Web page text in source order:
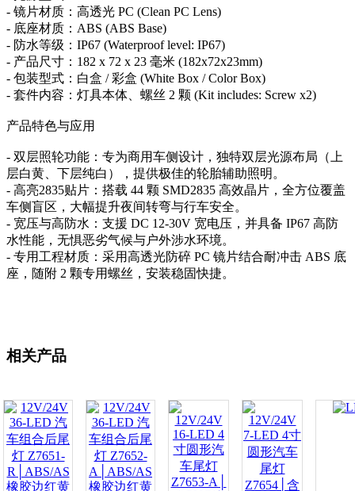
- 镜片材质：高透光 PC (Clean PC Lens)
- 底座材质：ABS (ABS Base)
- 防水等级：IP67 (Waterproof level: IP67)
- 产品尺寸：182 x 72 x 23 毫米 (182x72x23mm)
- 包装型式：白盒 / 彩盒 (White Box / Color Box)
- 套件内容：灯具本体、螺丝 2 颗 (Kit includes: Screw x2)
产品特色与应用
- 双层照轮功能：专为商用车侧设计，独特双层光源布局（上
层白黄、下层纯白），提供极佳的轮胎辅助照明。
- 高亮2835贴片：搭载 44 颗 SMD2835 高效晶片，全方位覆盖
车侧盲区，大幅提升夜间转弯与行车安全。
- 宽压与高防水：支援 DC 12-30V 宽电压，并具备 IP67 高防
水性能，无惧恶劣气候与户外涉水环境。
- 专用工程材质：采用高透光防碎 PC 镜片结合耐冲击 ABS 底
座，随附 2 颗专用螺丝，安装稳固快捷。
相关产品